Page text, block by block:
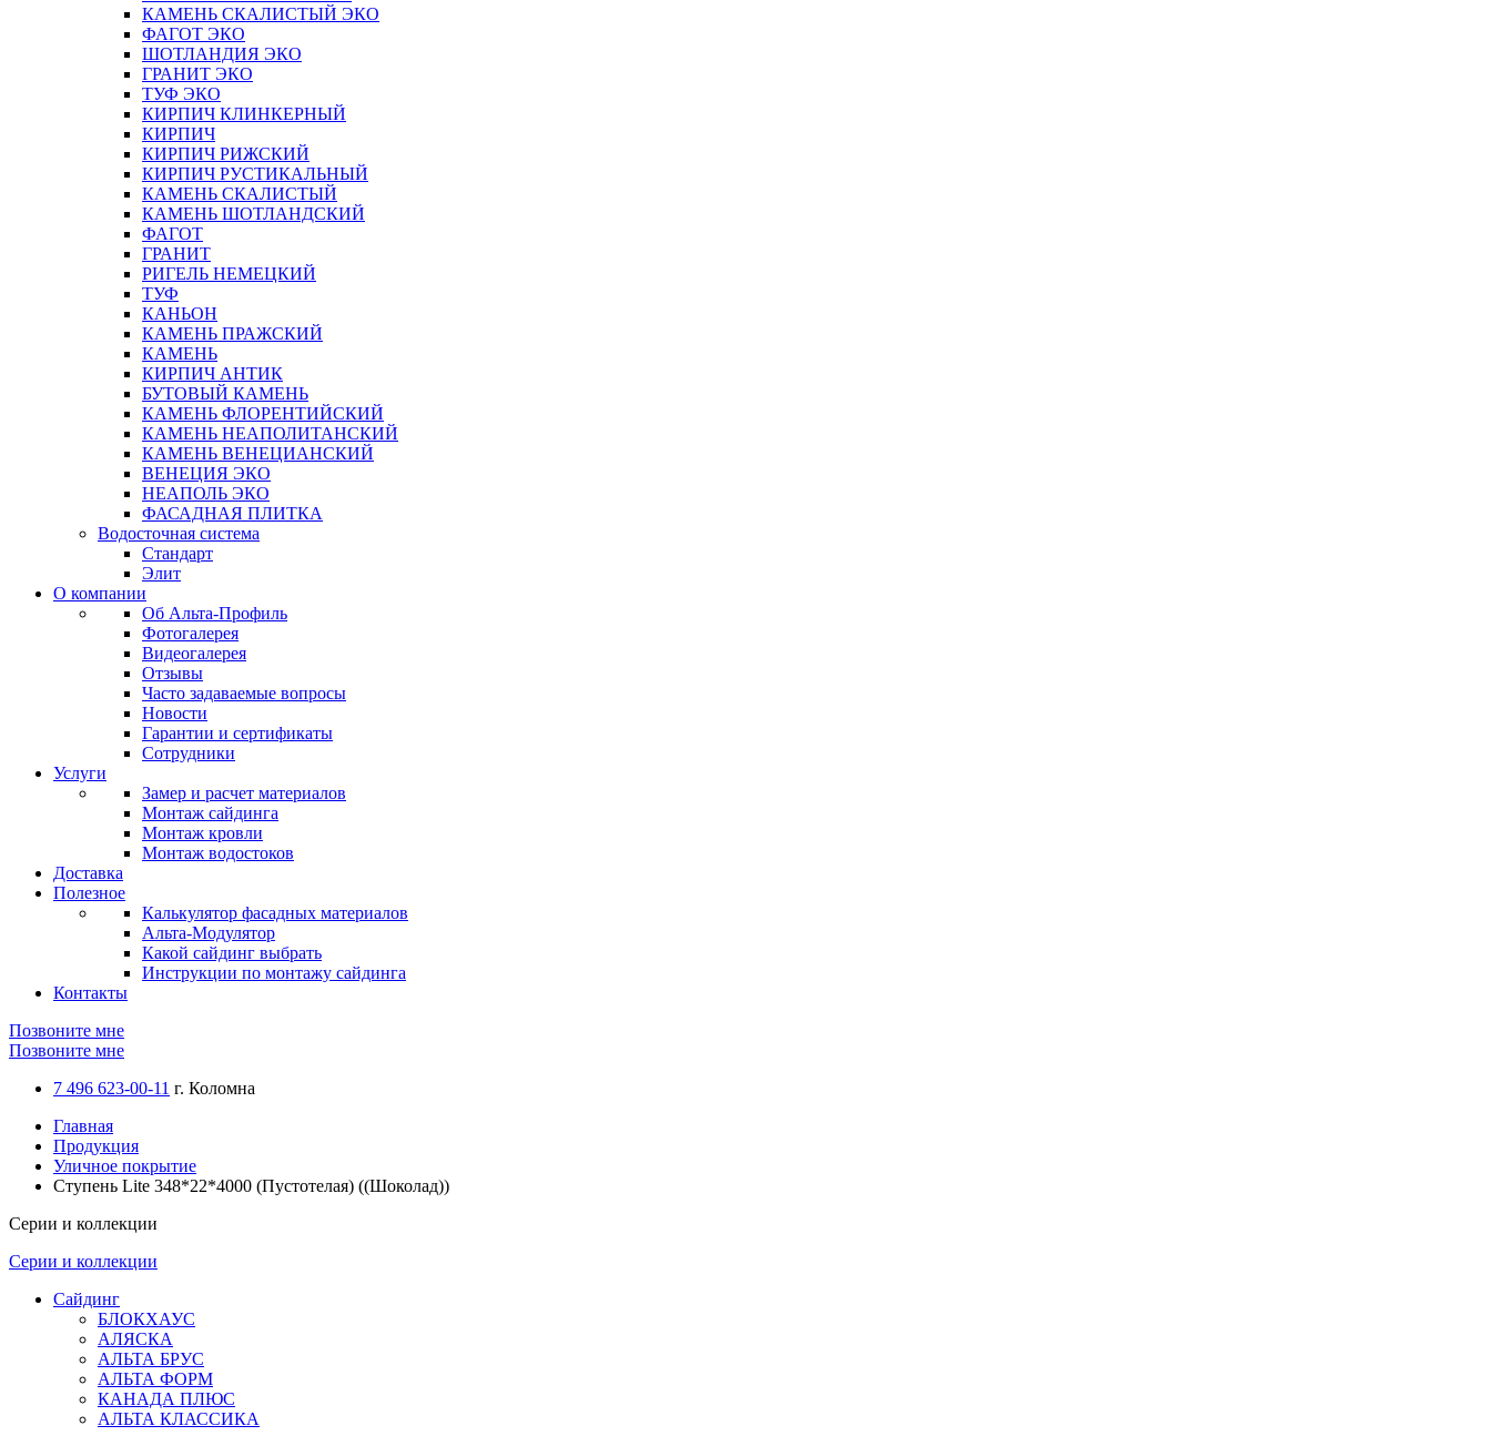
КАМЕНЬ СКАЛИСТЫЙ ЭКО
ФАГОТ ЭКО
ШОТЛАНДИЯ ЭКО
ГРАНИТ ЭКО
ТУФ ЭКО
КИРПИЧ КЛИНКЕРНЫЙ
КИРПИЧ
КИРПИЧ РИЖСКИЙ
КИРПИЧ РУСТИКАЛЬНЫЙ
КАМЕНЬ СКАЛИСТЫЙ
КАМЕНЬ ШОТЛАНДСКИЙ
ФАГОТ
ГРАНИТ
РИГЕЛЬ НЕМЕЦКИЙ
ТУФ
КАНЬОН
КАМЕНЬ ПРАЖСКИЙ
КАМЕНЬ
КИРПИЧ АНТИК
БУТОВЫЙ КАМЕНЬ
КАМЕНЬ ФЛОРЕНТИЙСКИЙ
КАМЕНЬ НЕАПОЛИТАНСКИЙ
КАМЕНЬ ВЕНЕЦИАНСКИЙ
ВЕНЕЦИЯ ЭКО
НЕАПОЛЬ ЭКО
ФАСАДНАЯ ПЛИТКА
Водосточная система
Стандарт
Элит
О компании
Об Альта-Профиль
Фотогалерея
Видеогалерея
Отзывы
Часто задаваемые вопросы
Новости
Гарантии и сертификаты
Сотрудники
Услуги
Замер и расчет материалов
Монтаж сайдинга
Монтаж кровли
Монтаж водостоков
Доставка
Полезное
Калькулятор фасадных материалов
Альта-Модулятор
Какой сайдинг выбрать
Инструкции по монтажу сайдинга
Контакты
Позвоните мне
Позвоните мне
7 496 623-00-11 г. Коломна
Главная
Продукция
Уличное покрытие
Ступень Lite 348*22*4000 (Пустотелая) ((Шоколад))
Серии и коллекции
Серии и коллекции
Сайдинг
БЛОКХАУС
АЛЯСКА
АЛЬТА БРУС
АЛЬТА ФОРМ
КАНАДА ПЛЮС
АЛЬТА КЛАССИКА